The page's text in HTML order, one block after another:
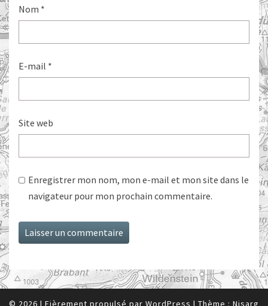
Nom *
E-mail *
Site web
Enregistrer mon nom, mon e-mail et mon site dans le
navigateur pour mon prochain commentaire.
© 2026 | Fièrement propulsé par WordPress | Thème : Nisarg